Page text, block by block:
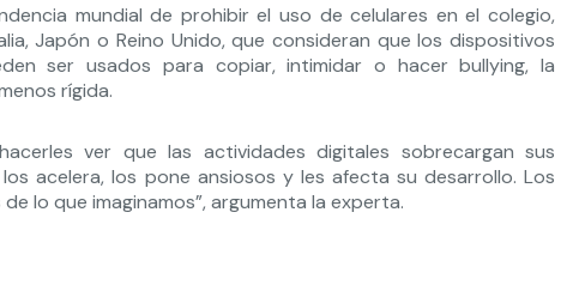
mundial de prohibir el uso de celulares en el colegio,
Japón o Reino Unido, que consideran que los dispositivos
ser usados para copiar, intimidar o hacer bullying, la
rígida.
ver que las actividades digitales sobrecargan sus
acelera, los pone ansiosos y les afecta su desarrollo. Los
lo que imaginamos”, argumenta la experta.